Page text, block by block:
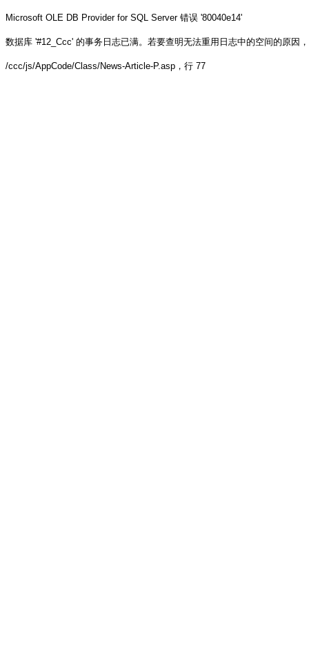
Microsoft OLE DB Provider for SQL Server 错误 '80040e14'
数据库 '#12_Ccc' 的事务日志已满。若要查明无法重用日志中的空间的原因
/ccc/js/AppCode/Class/News-Article-P.asp ，行 77